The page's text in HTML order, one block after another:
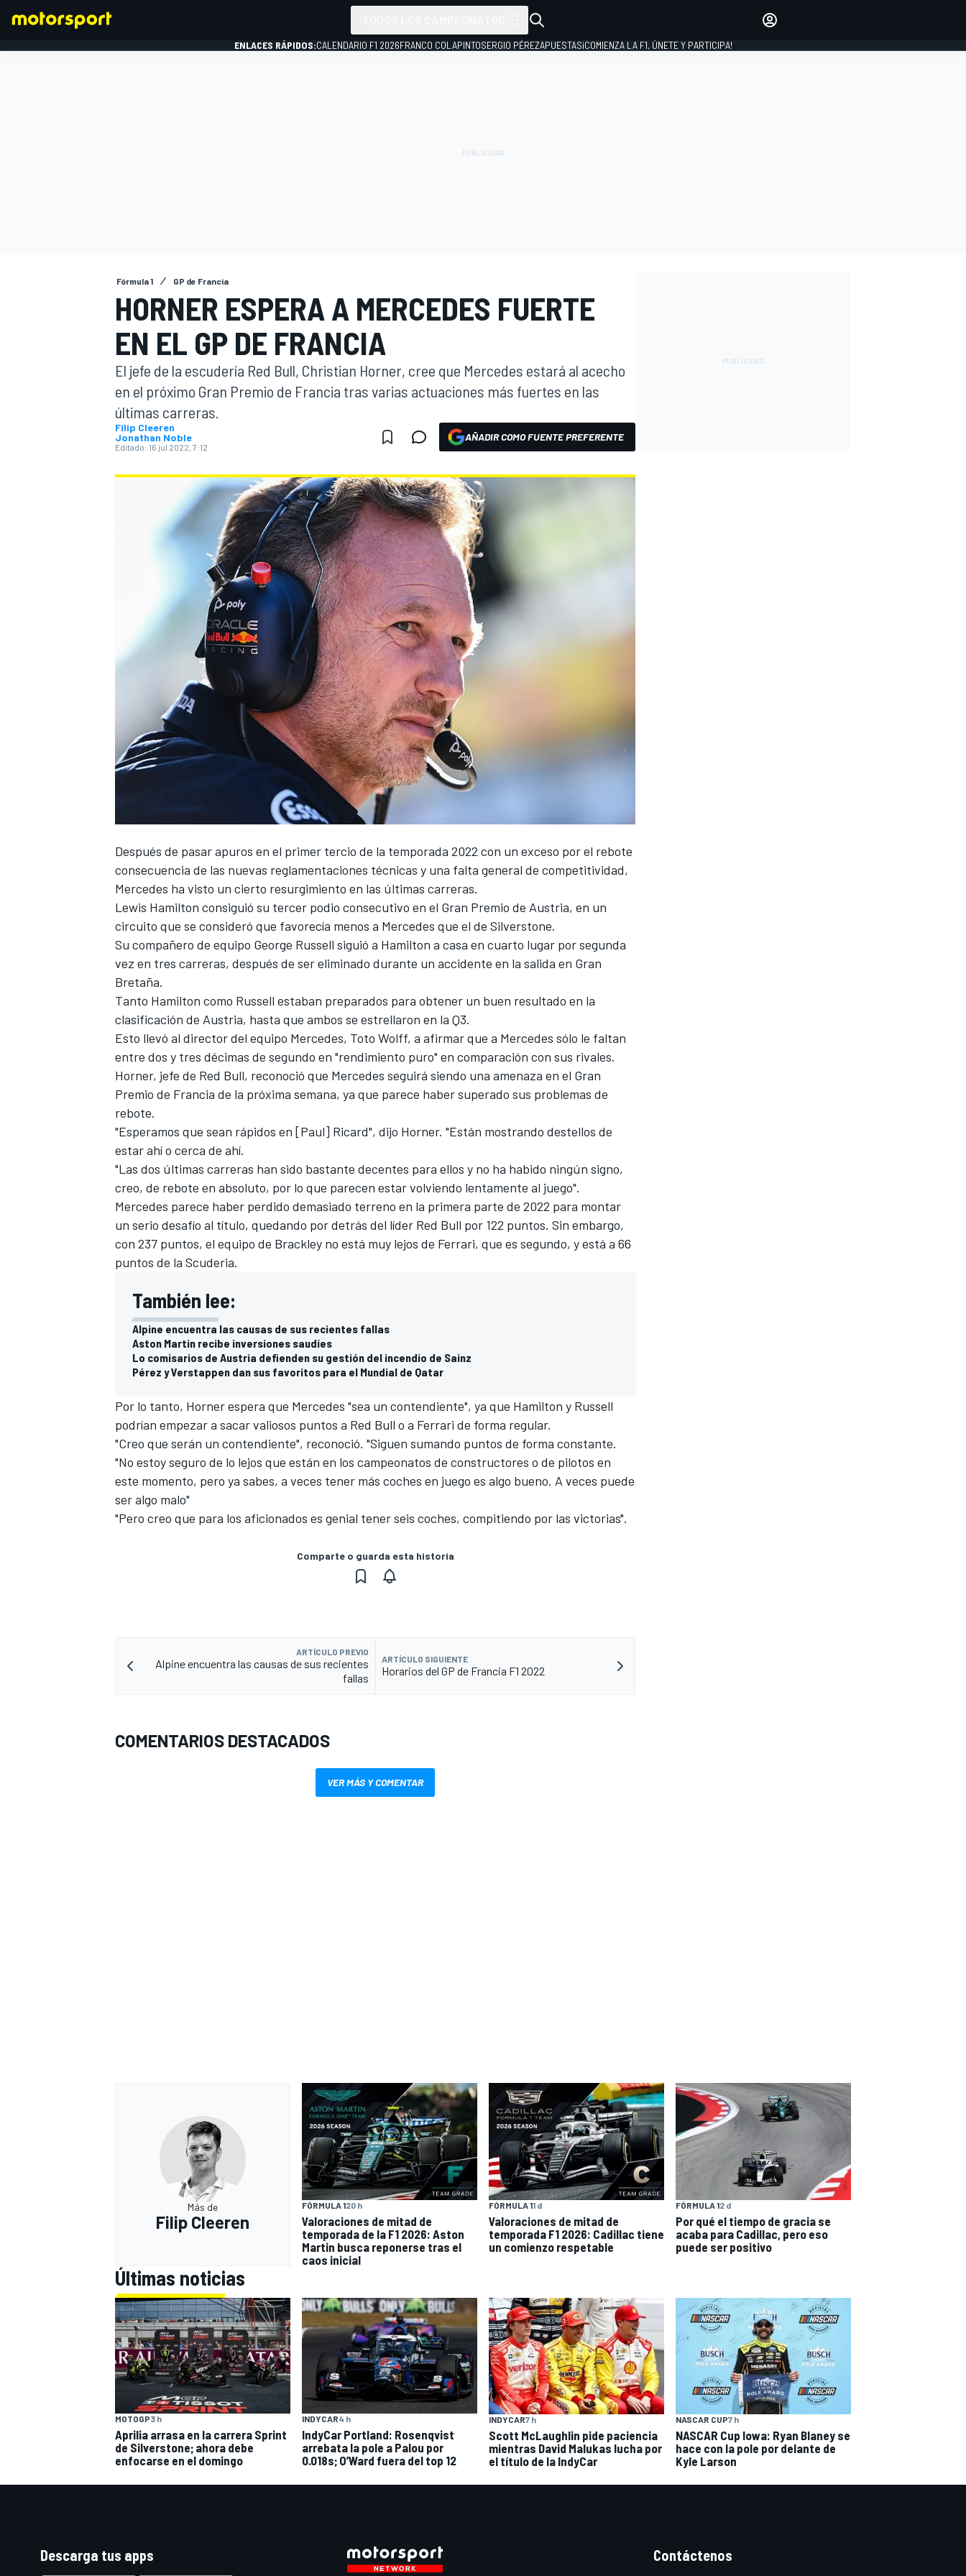
INDYCAR
NASCAR CUP
FÓRMULA E
INICIAR SESIÓN
ENLACES RÁPIDOS:CALENDARIO F1 2026FRANCO COLAPINTOSERGIO PÉREZAPUESTAS¡COMIENZA LA F1, ÚNETE Y PARTICIPA!
Fórmula 1 GP de Francia
HORNER ESPERA A MERCEDES FUERTE
EN EL GP DE FRANCIA
El jefe de la escudería Red Bull, Christian Horner, cree que Mercedes estará al acecho
en el próximo Gran Premio de Francia tras varias actuaciones más fuertes en las
últimas carreras.
Filip Cleeren
Jonathan Noble
Editado: 16 jul 2022, 7:12
AÑADIR COMO FUENTE PREFERENTE
Después de pasar apuros en el primer tercio de la temporada 2022 con un exceso por el rebote
consecuencia de las nuevas reglamentaciones técnicas y una falta general de competitividad,
Mercedes ha visto un cierto resurgimiento en las últimas carreras.
Lewis Hamilton consiguió su tercer podio consecutivo en el Gran Premio de Austria, en un
circuito que se consideró que favorecía menos a Mercedes que el de Silverstone.
Su compañero de equipo George Russell siguió a Hamilton a casa en cuarto lugar por segunda
vez en tres carreras, después de ser eliminado durante un accidente en la salida en Gran
Bretaña.
Tanto Hamilton como Russell estaban preparados para obtener un buen resultado en la
clasificación de Austria, hasta que ambos se estrellaron en la Q3.
Esto llevó al director del equipo Mercedes, Toto Wolff, a afirmar que a Mercedes sólo le faltan
entre dos y tres décimas de segundo en "rendimiento puro" en comparación con sus rivales.
Horner, jefe de Red Bull, reconoció que Mercedes seguirá siendo una amenaza en el Gran
Premio de Francia de la próxima semana, ya que parece haber superado sus problemas de
rebote.
"Esperamos que sean rápidos en [Paul] Ricard", dijo Horner. "Están mostrando destellos de
estar ahí o cerca de ahí.
"Las dos últimas carreras han sido bastante decentes para ellos y no ha habido ningún signo,
creo, de rebote en absoluto, por lo que parecen estar volviendo lentamente al juego".
Mercedes parece haber perdido demasiado terreno en la primera parte de 2022 para montar
un serio desafío al título, quedando por detrás del líder Red Bull por 122 puntos. Sin embargo,
con 237 puntos, el equipo de Brackley no está muy lejos de Ferrari, que es segundo, y está a 66
puntos de la Scuderia.
También lee:
Alpine encuentra las causas de sus recientes fallas
Aston Martin recibe inversiones saudíes
Lo comisarios de Austria defienden su gestión del incendio de Sainz
Pérez y Verstappen dan sus favoritos para el Mundial de Qatar
Por lo tanto, Horner espera que Mercedes "sea un contendiente", ya que Hamilton y Russell
podrían empezar a sacar valiosos puntos a Red Bull o a Ferrari de forma regular.
"Creo que serán un contendiente", reconoció. "Siguen sumando puntos de forma constante.
"No estoy seguro de lo lejos que están en los campeonatos de constructores o de pilotos en
este momento, pero ya sabes, a veces tener más coches en juego es algo bueno. A veces puede
ser algo malo"
"Pero creo que para los aficionados es genial tener seis coches, compitiendo por las victorias".
Comparte o guarda esta historia
ARTÍCULO PREVIO
Alpine encuentra las causas de sus recientes
fallas
ARTÍCULO SIGUIENTE
Horarios del GP de Francia F1 2022
COMENTARIOS DESTACADOS
VER MÁS Y COMENTAR
Más de
Filip Cleeren
FÓRMULA 120 h
Valoraciones de mitad de
temporada de la F1 2026: Aston
Martin busca reponerse tras el
caos inicial
FÓRMULA 11 d
Valoraciones de mitad de
temporada F1 2026: Cadillac tiene
un comienzo respetable
FÓRMULA 12 d
Por qué el tiempo de gracia se
acaba para Cadillac, pero eso
puede ser positivo
Últimas noticias
MOTOGP3 h
Aprilia arrasa en la carrera Sprint
de Silverstone; ahora debe
enfocarse en el domingo
INDYCAR4 h
IndyCar Portland: Rosenqvist
arrebata la pole a Palou por
0.018s; O’Ward fuera del top 12
INDYCAR7 h
Scott McLaughlin pide paciencia
mientras David Malukas lucha por
el título de la IndyCar
NASCAR CUP7 h
NASCAR Cup Iowa: Ryan Blaney se
hace con la pole por delante de
Kyle Larson
Descarga tus apps Contáctenos